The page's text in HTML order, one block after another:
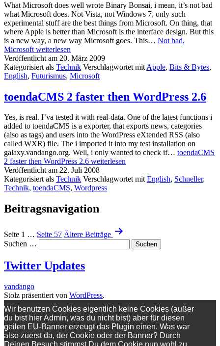
What Microsoft does well wrote Binary Bonsai, i mean, it’s not bad
what Microsoft does. Not Vista, not Windows 7, only such
experimental stuff are the best things from Microsoft. On thing, that
where Apple is better than Microsoft is the interface design. But this
is a new way, a new way Microsoft goes. This… Not bad,
Microsoft weiterlesen
Veröffentlicht am 20. März 2009
Kategorisiert als Technik Verschlagwortet mit Apple, Bits & Bytes,
English, Futurismus, Microsoft
toendaCMS 2 faster then WordPress 2.6
Yes, is real. I’va tested it with real-data. One of the latest functions i
added to toendaCMS is a exporter, that exports news, categories
(also as tags) and users into the WordPress eXtended RSS (also
called WXR) file. The i imported it into my test installation on
galaxy.vandango.org. Well, i only wanted to check if… toendaCMS
2 faster then WordPress 2.6 weiterlesen
Veröffentlicht am 22. Juli 2008
Kategorisiert als Technik Verschlagwortet mitEnglish, Schneller,
Technik, toendaCMS, Wordpress
Beitragsnavigation
Seite 1 … Seite 57 Ältere Beiträge
Suchen …
Twitter Updates
vandango
Stolz präsentiert von WordPress.
Wir benutzen Cookies eigentlich keine Cookies (außer
du bist hier Admin, was du nicht bist) aber für diesen
geilen EU-Banner erzeugt das Plugin einen. Was war
also zuerst da, der Cookie oder der Banner? Durch
Deinen Besuch stimmst Du dem Cookie nun wohl zu.